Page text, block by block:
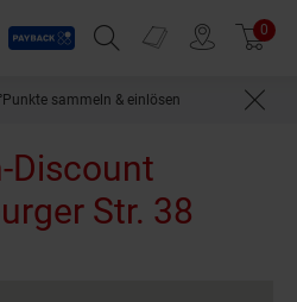
Payback
Suchfeld einblenden
Prospekte 0
sammeln & einlösen
Discount
Str. 38